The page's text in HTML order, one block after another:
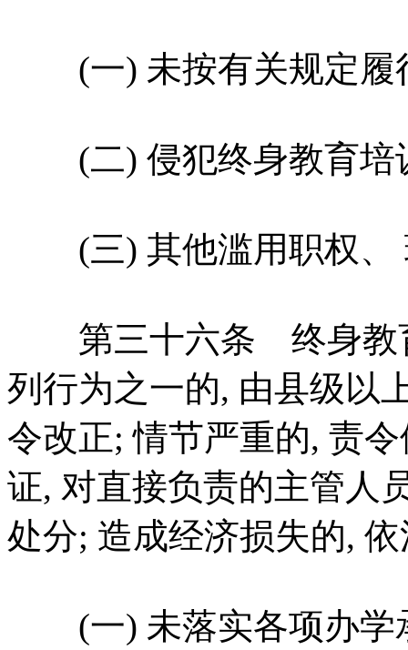
(一) 未按有关规定履
(二) 侵犯终身教育培
(三) 其他滥用职权、
第三十六条 终身教育
列行为之一的, 由县级以
令改正; 情节严重的, 责
证, 对直接负责的主管人
处分; 造成经济损失的,
(一) 未落实各项办学